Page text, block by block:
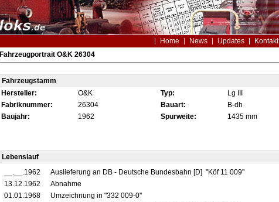
Home News Updates Kontakt
Fahrzeugportrait O&K 26304
Fahrzeugstamm
Hersteller:
O&K Typ: Lg III
Fabriknummer:
26304 Bauart: B-dh
Baujahr:
1962 Spurweite:
1435 mm
Lebenslauf
__.__.1962
Auslieferung an DB - Deutsche Bundesbahn [D] "Köf 11 009"
13.12.1962
Abnahme
01.01.1968
Umzeichnung in "332 009-0"